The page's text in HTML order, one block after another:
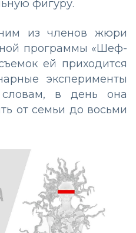
фигуру.
из членов жюри
программы «Шеф-
ей приходится
эксперименты
в день она
от семьи до восьми